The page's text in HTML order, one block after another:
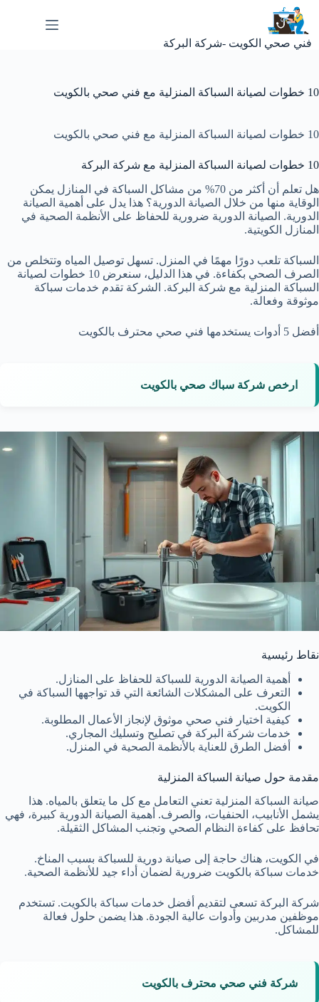
التجاوز
المحتوى
فني صحي الكويت -شركة البركة
10 خطوات لصيانة السباكة المنزلية مع فني صحي بالكويت
10 خطوات لصيانة السباكة المنزلية مع فني صحي بالكويت
10 خطوات لصيانة السباكة المنزلية مع شركة البركة
هل تعلم أن أكثر من 70% من مشاكل السباكة في المنازل يمكن
الوقاية منها من خلال الصيانة الدورية؟ هذا يدل على أهمية الصيانة
الدورية. الصيانة الدورية ضرورية للحفاظ على الأنظمة الصحية في
المنازل الكويتية.
السباكة تلعب دورًا مهمًا في المنزل. تسهل توصيل المياه وتتخلص من
الصرف الصحي بكفاءة. في هذا الدليل، سنعرض 10 خطوات لصيانة
السباكة المنزلية مع شركة البركة. الشركة تقدم خدمات سباكة
موثوقة وفعالة.
أفضل 5 أدوات يستخدمها فني صحي محترف بالكويت
ارخص شركة سباك صحي بالكويت
نقاط رئيسية
أهمية الصيانة الدورية للسباكة للحفاظ على المنازل.
التعرف على المشكلات الشائعة التي قد تواجهها السباكة في
الكويت.
كيفية اختيار فني صحي موثوق لإنجاز الأعمال المطلوبة.
خدمات شركة البركة في تصليح وتسليك المجاري.
أفضل الطرق للعناية بالأنظمة الصحية في المنزل.
مقدمة حول صيانة السباكة المنزلية
صيانة السباكة المنزلية تعني التعامل مع كل ما يتعلق بالمياه. هذا
يشمل الأنابيب، الحنفيات، والصرف. أهمية الصيانة الدورية كبيرة، فهي
تحافظ على كفاءة النظام الصحي وتجنب المشاكل الثقيلة.
في الكويت، هناك حاجة إلى صيانة دورية للسباكة بسبب المناخ.
خدمات سباكة بالكويت ضرورية لضمان أداء جيد للأنظمة الصحية.
شركة البركة تسعى لتقديم أفضل خدمات سباكة بالكويت. تستخدم
موظفين مدربين وأدوات عالية الجودة. هذا يضمن حلول فعالة
للمشاكل.
شركة فني صحي محترف بالكويت